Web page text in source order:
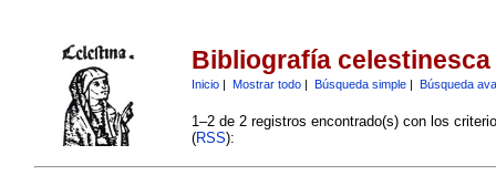
Bibliografía celestinesca
Inicio| Mostrar todo| Búsqueda simple| Búsqueda
1–2 de 2 registros encontrado(s) con los
(RSS):